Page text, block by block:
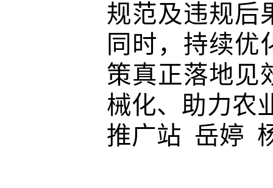
规范及违规后
同时，持续
策真正落地见
械化、助力农
推广站 岳婷